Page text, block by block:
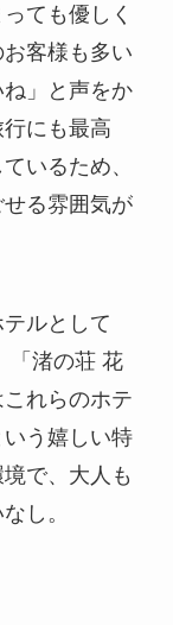
ても優しく
客様も多い
」と声をか
にも最高
いるため、
る雰囲気が
ルとして
「渚の荘 花
れらのホテ
う嬉しい特
で、大人も
し。